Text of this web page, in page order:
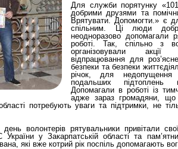
Для служби порятунку
добрими друзями та
Врятувати. Допомогти.» є
спільним. Ці люди
неодноразово допомагали
роботі. Так, спільно з
організовували акції
відпрацювання для
безпеки та безпеки
річок, для недопущення
подальших підтоплень
Допомагали в роботі із
адже зараз громадяни, що
потребують уваги та підтримки, не
волонтерів рятувальники привітали
у Закарпатській області та
які вже котрий рік поспіль допомагають